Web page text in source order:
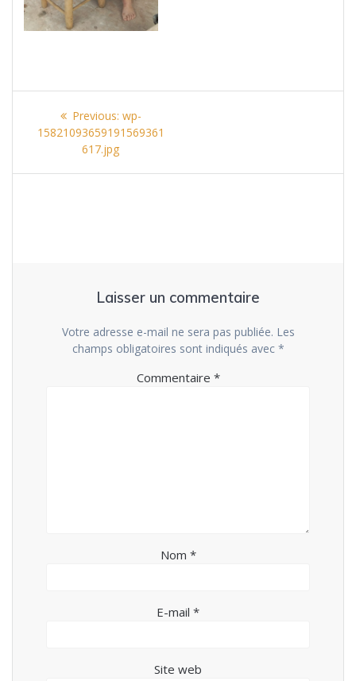
Navigation
de
l’article
Previous: Previous
post:
wp-
15821093659191569361
617.jpg
Laisser un commentaire
Votre adresse e-mail ne sera pas publiée. Les
champs obligatoires sont indiqués avec *
Commentaire *
Nom *
E-mail *
Site web